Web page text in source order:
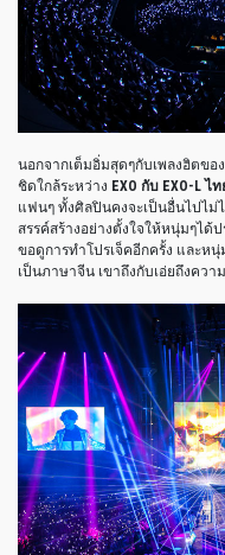
นอกจากเต็มอิ่มสุดๆกับเพลงฮิตขอ
ชิดใกล้ระหว่าง EXO กับ EXO-L ไ
แฟนๆ ทั้งศิลปินคงจะเป็นอื่นไปไม่
สรรค์สร้างอย่างตั้งใจให้หนุ่มๆได้
ขอดูการทำโปรเจ็คอีกครั้ง และหนุ่
เป็นภาษาจีน เขาถึงกับเอ่ยถึงค